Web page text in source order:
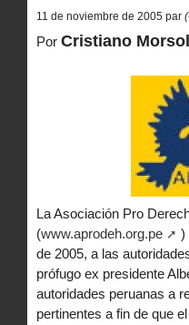
11 de noviembre de 2005 par
Por Cristiano
La Asociación Pro
(www.aprodeh.org.pe
)
de 2005, a las
prófugo ex presidente
autoridades peruanas a
pertinentes a fin de que